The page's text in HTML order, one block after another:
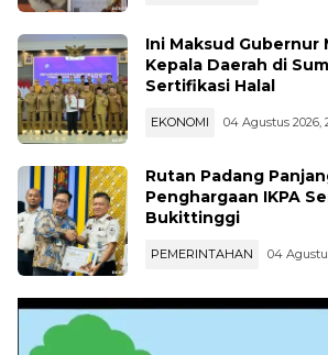
Ini Maksud Gubernur
Kepala Daerah di
Sertifikasi Halal
EKONOMI 04 Agustus 2026,
Rutan Padang
Penghargaan IKPA
Bukittinggi
PEMERINTAHAN 04